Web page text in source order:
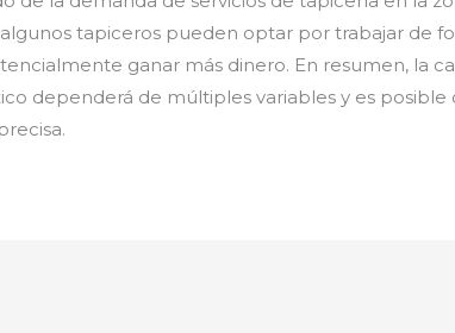
tapiceros pueden optar por trabajar de
ganar más dinero. En resumen, la
dependerá de múltiples variables y es